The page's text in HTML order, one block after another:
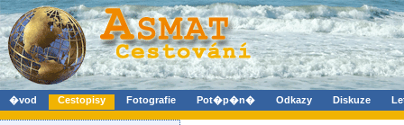
�vod Cestopisy Fotografie Pot�p�n� Odkazy Diskuze